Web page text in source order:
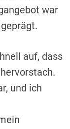
war
auf, dass
und ich